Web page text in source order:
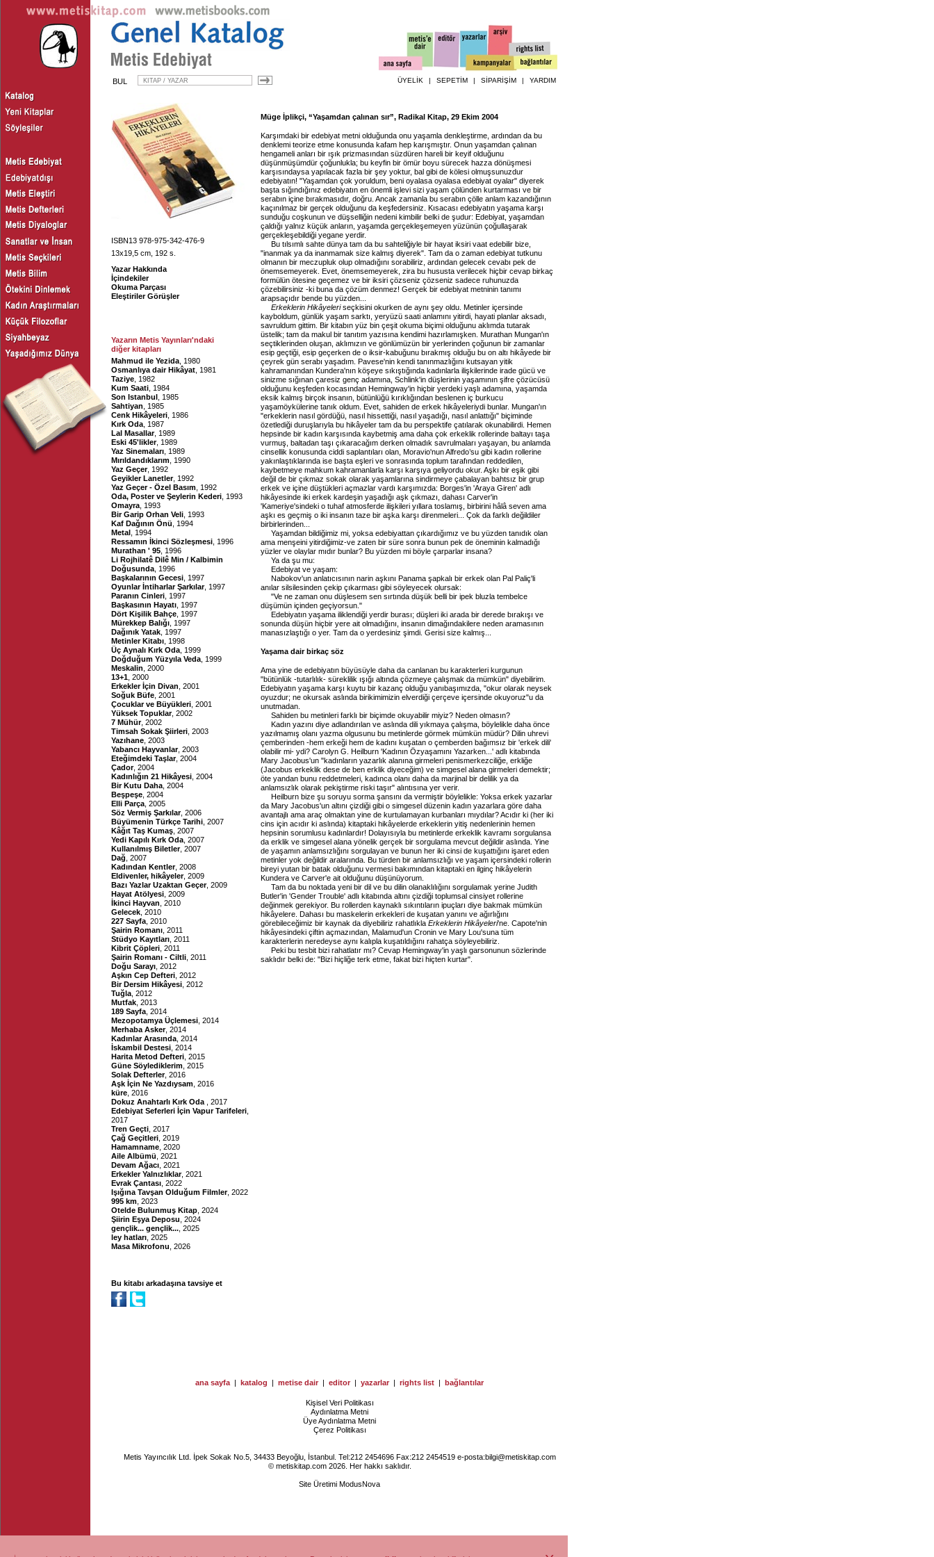
BUL ÜYELİK | SEPETİM | SİPARİŞİM | YARDIM
ISBN13 978-975-342-476-9
13x19,5 cm, 192 s.
Yazar Hakkında
İçindekiler
Okuma Parçası
Eleştiriler Görüşler
Yazarın Metis Yayınları'ndaki
diğer kitapları
Mahmud ile Yezida , 1980
Osmanlıya dair Hikâyat , 1981
Taziye , 1982
Kum Saati , 1984
Son Istanbul , 1985
Sahtiyan , 1985
Cenk Hikâyeleri , 1986
Kırk Oda , 1987
Lal Masallar, 1989
Eski 45'likler, 1989
Yaz Sinemaları , 1989
Mırıldandıklarım , 1990
Yaz Geçer, 1992
Geyikler Lanetler, 1992
Yaz Geçer - Özel Basım , 1992
Oda, Poster ve Şeylerin Kederi , 1993
Omayra , 1993
Bir Garip Orhan Veli , 1993
Kaf Dağının Önü , 1994
Metal , 1994
Ressamın İkinci Sözleşmesi , 1996
Murathan ' 95 , 1996
Li Rojhilatê Dilê Min / Kalbimin
Doğusunda , 1996
Başkalarının Gecesi , 1997
Oyunlar İntiharlar Şarkılar, 1997
Paranın Cinleri , 1997
Başkasının Hayatı , 1997
Dört Kişilik Bahçe , 1997
Mürekkep Balığı , 1997
Dağınık Yatak , 1997
Metinler Kitabı , 1998
Üç Aynalı Kırk Oda , 1999
Doğduğum Yüzyıla Veda , 1999
Meskalin , 2000
13+1 , 2000
Erkekler İçin Divan , 2001
Soğuk Büfe , 2001
Çocuklar ve Büyükleri , 2001
Yüksek Topuklar, 2002
7 Mühür, 2002
Timsah Sokak Şiirleri , 2003
Yazıhane , 2003
Yabancı Hayvanlar, 2003
Eteğimdeki Taşlar, 2004
Çador, 2004
Kadınlığın 21 Hikâyesi , 2004
Bir Kutu Daha , 2004
Beşpeşe , 2004
Elli Parça , 2005
Söz Vermiş Şarkılar, 2006
Büyümenin Türkçe Tarihi , 2007
Kâğıt Taş Kumaş , 2007
Yedi Kapılı Kırk Oda , 2007
Kullanılmış Biletler, 2007
Dağ , 2007
Kadından Kentler, 2008
Eldivenler, hikâyeler, 2009
Bazı Yazlar Uzaktan Geçer, 2009
Hayat Atölyesi , 2009
İkinci Hayvan , 2010
Gelecek , 2010
227 Sayfa , 2010
Şairin Romanı , 2011
Stüdyo Kayıtları , 2011
Kibrit Çöpleri , 2011
Şairin Romanı - Ciltli , 2011
Doğu Sarayı , 2012
Aşkın Cep Defteri , 2012
Bir Dersim Hikâyesi , 2012
Tuğla , 2012
Mutfak , 2013
189 Sayfa , 2014
Mezopotamya Üçlemesi , 2014
Merhaba Asker, 2014
Kadınlar Arasında , 2014
İskambil Destesi , 2014
Harita Metod Defteri , 2015
Güne Söylediklerim , 2015
Solak Defterler, 2016
Aşk İçin Ne Yazdıysam , 2016
küre , 2016
Dokuz Anahtarlı Kırk Oda
, 2017
Edebiyat Seferleri İçin Vapur Tarifeleri
2017
Tren Geçti , 2017
Çağ Geçitleri , 2019
Hamamname , 2020
Aile Albümü , 2021
Devam Ağacı , 2021
Erkekler Yalnızlıklar, 2021
Evrak Çantası , 2022
Işığına Tavşan Olduğum Filmler, 2022
995 km , 2023
Otelde Bulunmuş Kitap , 2024
Şiirin Eşya Deposu , 2024
gençlik... gençlik... , 2025
ley hatları , 2025
Masa Mikrofonu , 2026
Bu kitabı arkadaşına tavsiye et
Müge İplikçi, “Yaşamdan çalınan sır”, Radikal Kitap, 29 Ekim 2004
Karşımdaki bir edebiyat metni olduğunda onu yaşamla denkleştirme, ardından da bu
denklemi teorize etme konusunda kafam hep karışmıştır. Onun yaşamdan çalınan
hengameli anları bir ışık prizmasından süzdüren hareli bir keyif olduğunu
düşünmüşümdür çoğunlukla; bu keyfin bir ömür boyu sürecek hazza dönüşmesi
karşısındaysa yapılacak fazla bir şey yoktur, bal gibi de kölesi olmuşsunuzdur
edebiyatın! "Yaşamdan çok yoruldum, beni oyalasa oyalasa edebiyat oyalar" diyerek
başta sığındığınız edebiyatın en önemli işlevi sizi yaşam çölünden kurtarması ve bir
serabın içine bırakmasıdır, doğru. Ancak zamanla bu serabın çölle anlam kazandığının
kaçınılmaz bir gerçek olduğunu da keşfedersiniz. Kısacası edebiyatın yaşama karşı
sunduğu coşkunun ve düşselliğin nedeni kimbilir belki de şudur: Edebiyat, yaşamdan
çaldığı yalnız küçük anların, yaşamda gerçekleşemeyen yüzünün çoğullaşarak
gerçekleşebildiği yegane yerdir.
Bu tılsımlı sahte dünya tam da bu sahteliğiyle bir hayat iksiri vaat edebilir bize,
"inanmak ya da inanmamak size kalmış diyerek". Tam da o zaman edebiyat tutkunu
olmanın bir meczupluk olup olmadığını sorabiliriz, ardından gelecek cevabı pek de
önemsemeyerek. Evet, önemsemeyerek, zira bu hususta verilecek hiçbir cevap birkaç
formülün ötesine geçemez ve bir iksiri çözseniz çözseniz sadece ruhunuzda
çözebilirsiniz -ki buna da çözüm denmez! Gerçek bir edebiyat metninin tanımı
arapsaçıdır bende bu yüzden...
Erkeklerin Hikâyeleriseçkisini okurken de aynı şey oldu. Metinler içersinde
kayboldum, günlük yaşam sarktı, yeryüzü saati anlamını yitirdi, hayati planlar aksadı,
savruldum gittim. Bir kitabın yüz bin çeşit okuma biçimi olduğunu aklımda tutarak
üstelik; tam da makul bir tanıtım yazısına kendimi hazırlamışken. Murathan Mungan'ın
seçtiklerinden oluşan, aklımızın ve gönlümüzün bir yerlerinden çoğunun bir zamanlar
esip geçtiği, esip geçerken de o iksir-kabuğunu bırakmış olduğu bu on altı hikâyede bir
çeyrek gün serabı yaşadım. Pavese'nin kendi tanınmazlığını kutsayan yitik
kahramanından Kundera'nın köşeye sıkıştığında kadınlarla ilişkilerinde irade gücü ve
sinizme sığınan çaresiz genç adamına, Schlink'in düşlerinin yaşamının şifre çözücüsü
olduğunu keşfeden kocasından Hemingway'in hiçbir yerdeki yaşlı adamına, yaşamda
eksik kalmış birçok insanın, bütünlüğü kırıklığından beslenen iç burkucu
yaşamöykülerine tanık oldum. Evet, sahiden de erkek hikâyeleriydi bunlar. Mungan'ın
"erkeklerin nasıl gördüğü, nasıl hissettiği, nasıl yaşadığı, nasıl anlattığı" biçiminde
özetlediği duruşlarıyla bu hikâyeler tam da bu perspektife çatılarak okunabilirdi. Hemen
hepsinde bir kadın karşısında kaybetmiş ama daha çok erkeklik rollerinde baltayı taşa
vurmuş, baltadan taşı çıkaracağım derken olmadık savrulmaları yaşayan, bu anlamda
cinsellik konusunda ciddi saplantıları olan, Moravio'nun Alfredo’su gibi kadın rollerine
yakınlaştıklarında ise başta eşleri ve sonrasında toplum tarafından reddedilen,
kaybetmeye mahkum kahramanlarla karşı karşıya geliyordu okur. Aşkı bir eşik gibi
değil de bir çıkmaz sokak olarak yaşamlarına sindirmeye çabalayan bahtsız bir grup
erkek ve içine düştükleri açmazlar vardı karşımızda: Borges'in 'Araya Giren' adlı
hikâyesinde iki erkek kardeşin yaşadığı aşk çıkmazı, dahası Carver'in
'Kameriye'sindeki o tuhaf atmosferde ilişkileri yıllara toslamış, birbirini hâlâ seven ama
aşkı es geçmiş o iki insanın taze bir aşka karşı direnmeleri... Çok da farklı değildiler
birbirlerinden...
Yaşamdan bildiğimiz mi, yoksa edebiyattan çıkardığımız ve bu yüzden tanıdık olan
ama menşeini yitirdiğimiz-ve zaten bir süre sonra bunun pek de öneminin kalmadığı
yüzler ve olaylar mıdır bunlar? Bu yüzden mi böyle çarparlar insana?
Ya da şu mu:
Edebiyat ve yaşam:
Nabokov'un anlatıcısının narin aşkını Panama şapkalı bir erkek olan Pal Paliç'li
anılar silsilesinden çekip çıkarması gibi söyleyecek olursak:
"Ve ne zaman onu düşlesem sen sırtında düşük belli bir ipek bluzla tembelce
düşümün içinden geçiyorsun."
Edebiyatın yaşama iliklendiği yerdir burası; düşleri iki arada bir derede bırakışı ve
sonunda düşün hiçbir yere ait olmadığını, insanın dimağındakilere neden aramasının
manasızlaştığı o yer. Tam da o yerdesiniz şimdi. Gerisi size kalmış...
Yaşama dair birkaç söz
Ama yine de edebiyatın büyüsüyle daha da canlanan bu karakterleri kurgunun
"bütünlük -tutarlılık- süreklilik ışığı altında çözmeye çalışmak da mümkün" diyebilirim.
Edebiyatın yaşama karşı kuytu bir kazanç olduğu yanıbaşımızda, "okur olarak neysek
oyuzdur; ne okursak aslında birikimimizin elverdiği çerçeve içersinde okuyoruz"u da
unutmadan.
Sahiden bu metinleri farklı bir biçimde okuyabilir miyiz? Neden olmasın?
Kadın yazını diye adlandırılan ve aslında dili yıkmaya çalışma, böylelikle daha önce
yazılmamış olanı yazma olgusunu bu metinlerde görmek mümkün müdür? Dilin uhrevi
çemberinden -hem erkeği hem de kadını kuşatan o çemberden bağımsız bir 'erkek dili'
olabilir mi- ydi? Carolyn G. Heilburn 'Kadının Özyaşamını Yazarken...' adlı kitabında
Mary Jacobus'un "kadınların yazarlık alanına girmeleri penismerkezciliğe, erkliğe
(Jacobus erkeklik dese de ben erklik diyeceğim) ve simgesel alana girmeleri demektir;
öte yandan bunu reddetmeleri, kadınca olanı daha da marjinal bir delilik ya da
anlamsızlık olarak pekiştirme riski taşır" alıntısına yer verir.
Heilburn bize şu soruyu sorma şansını da vermiştir böylelikle: Yoksa erkek yazarlar
da Mary Jacobus'un altını çizdiği gibi o simgesel düzenin kadın yazarlara göre daha
avantajlı ama araç olmaktan yine de kurtulamayan kurbanları mıydılar? Acıdır ki (her iki
cins için acıdır ki aslında) kitaptaki hikâyelerde erkeklerin yitiş nedenlerinin hemen
hepsinin sorumlusu kadınlardır! Dolayısıyla bu metinlerde erkeklik kavramı sorgulansa
da erklik ve simgesel alana yönelik gerçek bir sorgulama mevcut değildir aslında. Yine
de yaşamın anlamsızlığını sorgulayan ve bunun her iki cinsi de kuşattığını işaret eden
metinler yok değildir aralarında. Bu türden bir anlamsızlığı ve yaşam içersindeki rollerin
bireyi yutan bir batak olduğunu vermesi bakımından kitaptaki en ilginç hikâyelerin
Kundera ve Carver'e ait olduğunu düşünüyorum.
Tam da bu noktada yeni bir dil ve bu dilin olanaklılığını sorgulamak yerine Judith
Butler'in 'Gender Trouble' adlı kitabında altını çizdiği toplumsal cinsiyet rollerine
değinmek gerekiyor. Bu rollerden kaynaklı sıkıntıların ipuçları diye bakmak mümkün
hikâyelere. Dahası bu maskelerin erkekleri de kuşatan yanını ve ağırlığını
görebileceğimiz bir kaynak da diyebiliriz rahatlıkla Erkeklerin Hikâyeleri'ne. Capote'nin
hikâyesindeki çiftin açmazından, Malamud'un Cronin ve Mary Lou'suna tüm
karakterlerin neredeyse aynı kalıpla kuşatıldığını rahatça söyleyebiliriz.
Peki bu tesbit bizi rahatlatır mı? Cevap Hemingway'in yaşlı garsonunun sözlerinde
saklıdır belki de: "Bizi hiçliğe terk etme, fakat bizi hiçten kurtar".
ana sayfa | katalog | metise dair | editor | yazarlar | rights list | bağlantılar
Kişisel Veri Politikası
Aydınlatma Metni
Üye Aydınlatma Metni
Çerez Politikası
Metis Yayıncılık Ltd. İpek Sokak No.5, 34433 Beyoğlu, İstanbul. Tel:212 2454696 Fax:212 2454519 e-posta:bilgi@metiskitap.com
© metiskitap.com 2026. Her hakkı saklıdır.
Site Üretimi ModusNova